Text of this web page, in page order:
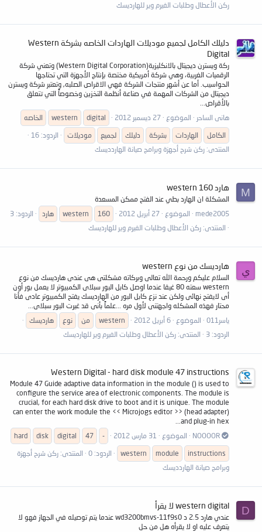
ركن الأعطال وطلبات الفيرم وير للهارديسك
دليلك الكامل لجميع موديلات الهاردات الخاصه بشركة Western
Digital
ركة ويسترن ديجيتال بالانكليزية(Western Digital Corporation) وتعني شركة
الرقميات الغربية، وهي شركة أمريكية مختصة بإنتاج الأجهزة التي تحتاجها
الحواسيب. أما عن أشهر منتجات الشركة فهي الاقراص الصلبه, وتعتبر شركة ويسترن
ديجيتال من الشركات المهمة في صناعة أنظمة التخزين وخصوصاً التي تتعلق
بالأقراص...
هانى الساحر
الموضوع 27 ديسمبر 2012 digital
western
الخاصه
الكامل
الهاردات بشركة دليلك لجميع موديلات
الردود: 16
المنتدى: ركن شرح أجهزة وبرامج صيانة الهاردديسك
M هارد 160 western
المشكلة ان الهارد بطي عند الفتح ممكن المسعدة
mede2005
الموضوع 27 أبريل 2012 160
western هارد
الردود: 3
المنتدى: ركن الأعطال وطلبات الفيرم وير للهارديسك
ي هارديسك من نوع western
السلام عليكم ورحمة الله تعالى وبركاته مشكلتى هى عندى هارديسك من نوع
western سعته 80 غيقا عندما اوصل كابل البور سبلاى الكمبيوتر لا يعمل بور أون
أى لايفتح نهائى ولكن عند نزع كابل البور من الهارديسك يفتح الكمبيوتر عادى فأنا
محتار فهذه المشكله واجهتنى لأول مره ...علماً بأنى قد غيرت البور سبلاى...
ياسر011
الموضوع 6 أبريل 2012 western من نوع
هارديسك
الردود: 3
المنتدى: ركن الأعطال وطلبات الفيرم وير للهارديسك
Western Digital - hard disk module 47 instructions
Module 47 Guide adaptive data information in the module () is used to
configure the service area of ​​electronic components. The module is
crucial, for each hard disk drive to boot and it is unique. The module
can enter the work module the << Microjogs editor >> (head adapter)
and plug-in hex...
NOOOOR
الموضوع 31 مارس 2012 -
47
digital
disk
hard
instructions
module
western الردود: 0 المنتدى: ركن شرح أجهزة
وبرامج صيانة الهاردديسك
D western digital لا يقرأ
عندي هارد 2.5 د wd3200bmvs-11f9s0 عندما يتم توصيله في الجهاز فهو لا
يتعرف عليه او لا يقرأه هل من حل